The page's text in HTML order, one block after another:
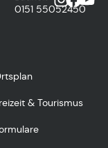
0151 55052450
& Tourismus